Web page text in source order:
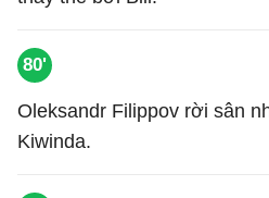
80'
Oleksandr Filippov rời sân
Kiwinda.